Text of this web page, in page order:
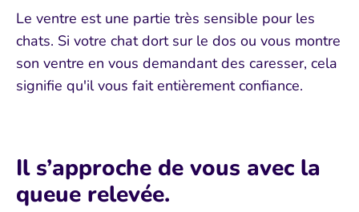
Le ventre est une partie très sensible pour les
chats. Si votre chat dort sur le dos ou vous montre
son ventre en vous demandant des caresser, cela
signifie qu'il vous fait entièrement confiance.
Il s’approche de vous avec la
queue relevée.